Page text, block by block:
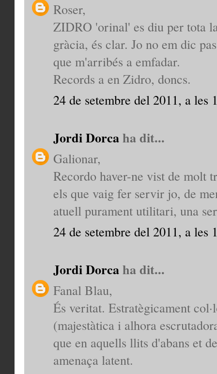
Roser,
ZIDRO 'orinal' es diu per tota
gràcia, és clar. Jo no em dic
que m'arribés a emfadar.
Records a en Zidro, doncs.
24 de setembre del 2011, a les
Jordi Dorcaha dit...
Galionar,
Recordo haver-ne vist de molt
els que vaig fer servir jo, de
atuell purament utilitari, una
24 de setembre del 2011, a les
Jordi Dorcaha dit...
Fanal Blau,
És veritat. Estratègicament
(majestàtica i alhora
que en aquells llits d'abans et
amenaça latent.